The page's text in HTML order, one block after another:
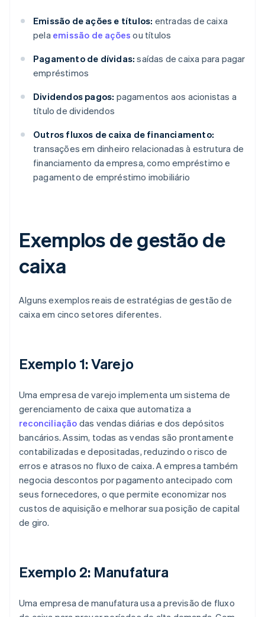
Emissão de ações e títulos: entradas de caixa
pela emissão de ações ou títulos
Pagamento de dívidas: saídas de caixa para pagar
empréstimos
Dividendos pagos: pagamentos aos acionistas a
título de dividendos
Outros fluxos de caixa de financiamento:
transações em dinheiro relacionadas à estrutura de
financiamento da empresa, como empréstimo e
pagamento de empréstimo imobiliário
Exemplos de gestão de
caixa
Alguns exemplos reais de estratégias de gestão de
caixa em cinco setores diferentes.
Exemplo 1: Varejo
Uma empresa de varejo implementa um sistema de
gerenciamento de caixa que automatiza a
reconciliação das vendas diárias e dos depósitos
bancários. Assim, todas as vendas são prontamente
contabilizadas e depositadas, reduzindo o risco de
erros e atrasos no fluxo de caixa. A empresa também
negocia descontos por pagamento antecipado com
seus fornecedores, o que permite economizar nos
custos de aquisição e melhorar sua posição de capital
de giro.
Exemplo 2: Manufatura
Uma empresa de manufatura usa a previsão de fluxo